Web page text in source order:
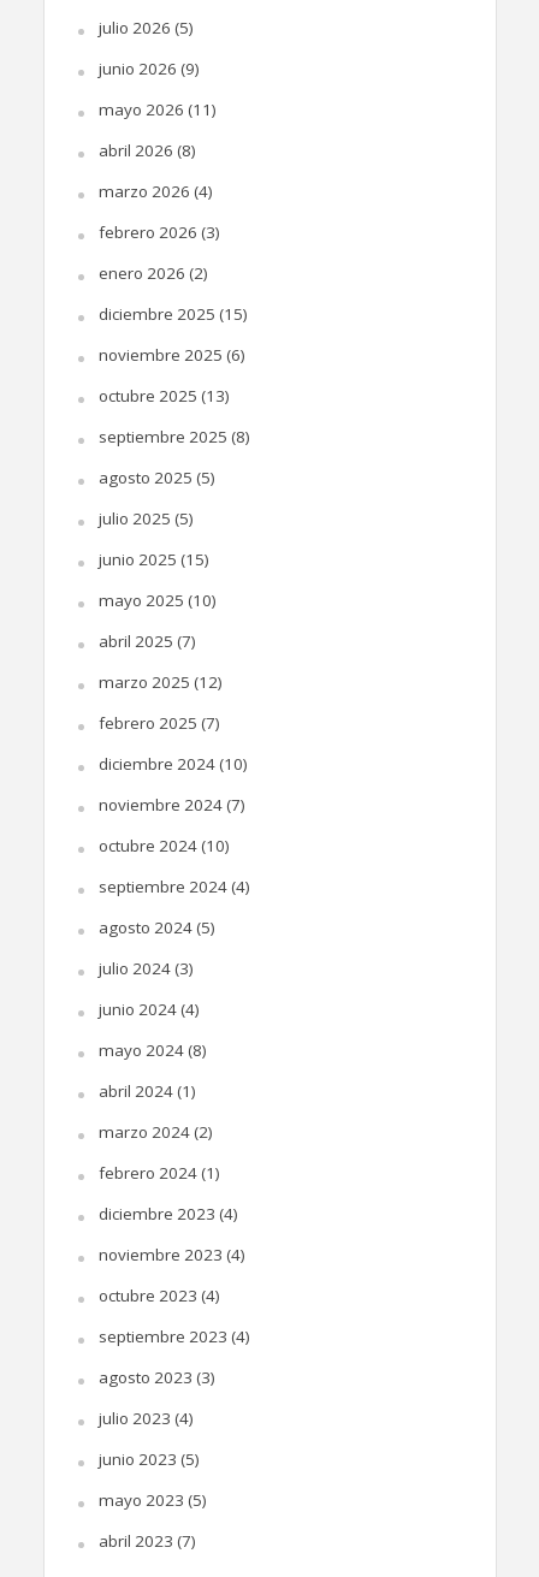
julio 2026 (5)
junio 2026 (9)
mayo 2026 (11)
abril 2026 (8)
marzo 2026 (4)
febrero 2026 (3)
enero 2026 (2)
diciembre 2025 (15)
noviembre 2025 (6)
octubre 2025 (13)
septiembre 2025 (8)
agosto 2025 (5)
julio 2025 (5)
junio 2025 (15)
mayo 2025 (10)
abril 2025 (7)
marzo 2025 (12)
febrero 2025 (7)
diciembre 2024(10)
noviembre 2024(7)
octubre 2024(10)
septiembre 2024(4)
agosto 2024(5)
julio 2024(3)
junio 2024(4)
mayo 2024(8)
abril 2024(1)
marzo 2024(2)
febrero 2024(1)
diciembre 2023 (4)
noviembre 2023 (4)
octubre 2023 (4)
septiembre 2023 (4)
agosto 2023 (3)
julio 2023 (4)
junio 2023 (5)
mayo 2023 (5)
abril 2023 (7)